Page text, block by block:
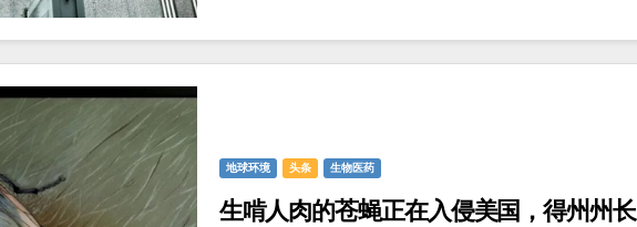
地球环境 头条 生物医药
生啃人肉的苍蝇正在入侵美国，得州州长